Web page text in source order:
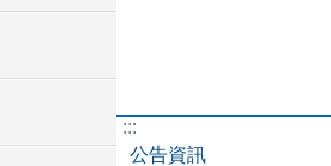
:::
公告資訊